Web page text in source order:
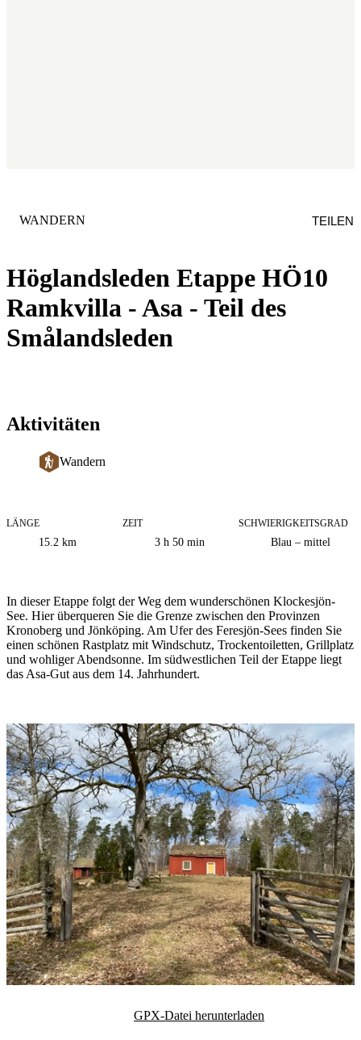
Höglandsleden Etappe HÖ10
Ramkvilla - Asa - Teil des
Smålandsleden
KATEGORIE
WANDERN TEILEN
Aktivitäten
Wandern
Informationen
zum
LÄNGE
15.2 km
ZEIT
3 h 50 min
SCHWIERIGKEITSGRAD
Blau – mittel
In dieser Etappe folgt der Weg dem wunderschönen Klockesjön-
See. Hier überqueren Sie die Grenze zwischen den Provinzen
Kronoberg und Jönköping. Am Ufer des Feresjön-Sees finden Sie
einen schönen Rastplatz mit Windschutz, Trockentoiletten, Grillplatz
und wohliger Abendsonne. Im südwestlichen Teil der Etappe liegt
das Asa-Gut aus dem 14. Jahrhundert.
Bildergalerie
GPX-Datei herunterladen